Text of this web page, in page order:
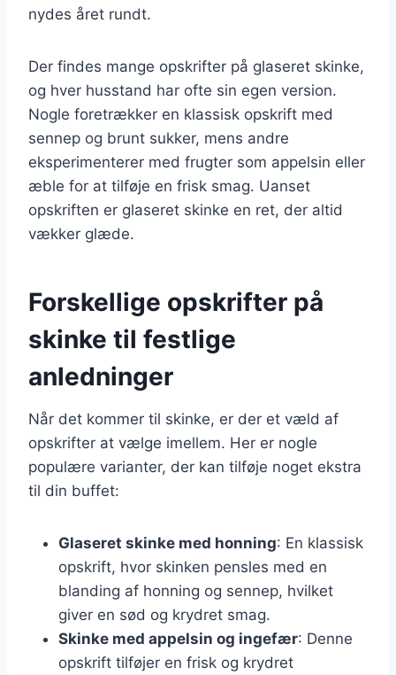
nydes året rundt.
Der findes mange opskrifter på glaseret skinke,
og hver husstand har ofte sin egen version.
Nogle foretrækker en klassisk opskrift med
sennep og brunt sukker, mens andre
eksperimenterer med frugter som appelsin eller
æble for at tilføje en frisk smag. Uanset
opskriften er glaseret skinke en ret, der altid
vækker glæde.
Forskellige opskrifter på
skinke til festlige
anledninger
Når det kommer til skinke, er der et væld af
opskrifter at vælge imellem. Her er nogle
populære varianter, der kan tilføje noget ekstra
til din buffet:
Glaseret skinke med honning: En klassisk
opskrift, hvor skinken pensles med en
blanding af honning og sennep, hvilket
giver en sød og krydret smag.
Skinke med appelsin og ingefær: Denne
opskrift tilføjer en frisk og krydret